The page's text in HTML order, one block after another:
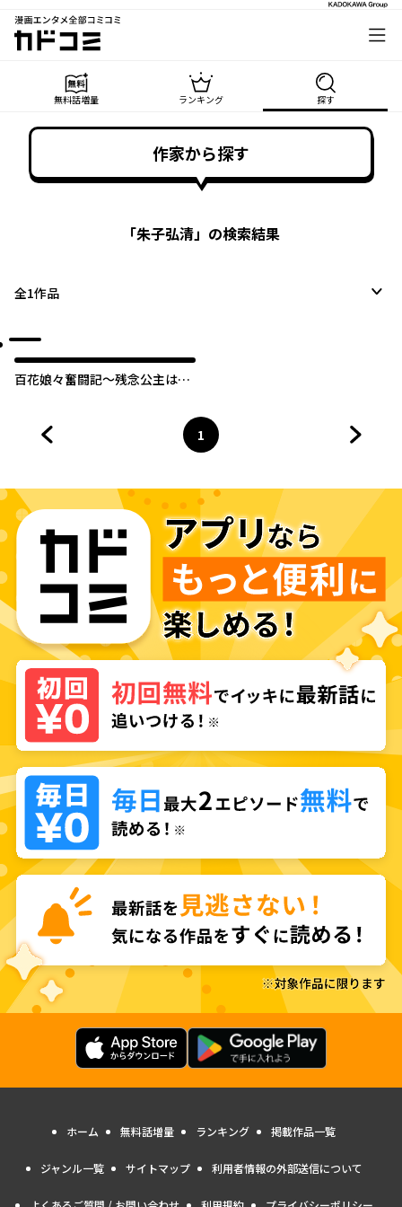
漫画エンタメ全部コミコミ
カドコミ
無料話増量 ランキング 探す
作家から探す
「朱子弘清」の検索結果
全1作品
百花娘々奮闘記～残念公主は天
ページ
1
へ
ホーム 無料話増量 ランキング 掲載作品一覧
ジャンル一覧 サイトマップ 利用者情報の外部送信について